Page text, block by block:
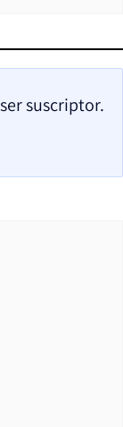
suscriptor.